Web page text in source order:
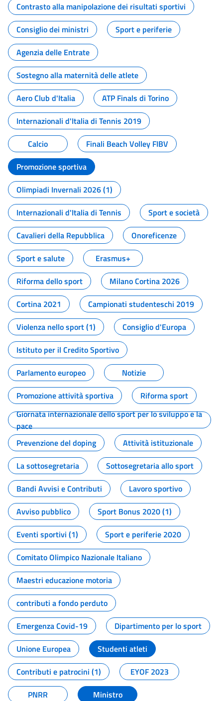
Contrasto alla manipolazione dei risultati sportivi
Consiglio dei ministri
Sport e periferie
Agenzia delle Entrate
Sostegno alla maternità delle atlete
Aero Club d'Italia
ATP Finals di Torino
Internazionali d'Italia di Tennis 2019
Calcio
Finali Beach Volley FIBV
Promozione sportiva
Olimpiadi Invernali 2026 (1)
Internazionali d'Italia di Tennis
Sport e società
Cavalieri della Repubblica
Onoreficenze
Sport e salute
Erasmus+
Riforma dello sport
Milano Cortina 2026
Cortina 2021
Campionati studenteschi 2019
Violenza nello sport (1)
Consiglio d'Europa
Istituto per il Credito Sportivo
Parlamento europeo
Notizie
Promozione attività sportiva
Riforma sport
Giornata internazionale dello sport per lo sviluppo e la
pace
Prevenzione del doping
Attività istituzionale
La sottosegretaria
Sottosegretaria allo sport
Bandi Avvisi e Contributi
Lavoro sportivo
Avviso pubblico
Sport Bonus 2020 (1)
Eventi sportivi (1)
Sport e periferie 2020
Comitato Olimpico Nazionale Italiano
Maestri educazione motoria
contributi a fondo perduto
Emergenza Covid-19
Dipartimento per lo sport
Unione Europea
Studenti atleti
Contributi e patrocini (1)
EYOF 2023
PNRR
Ministro